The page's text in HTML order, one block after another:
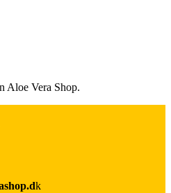
Aloe Vera Shop.
k